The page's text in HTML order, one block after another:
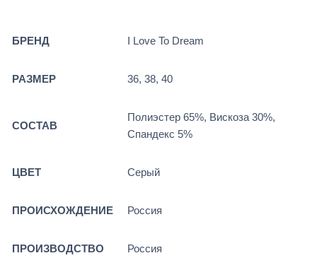
БРЕНД I Love To Dream
РАЗМЕР 36, 38, 40
СОСТАВ
Полиэстер 65%, Вискоза 30%,
Спандекс 5%
ЦВЕТ Серый
ПРОИСХОЖДЕНИЕ Россия
ПРОИЗВОДСТВО Россия